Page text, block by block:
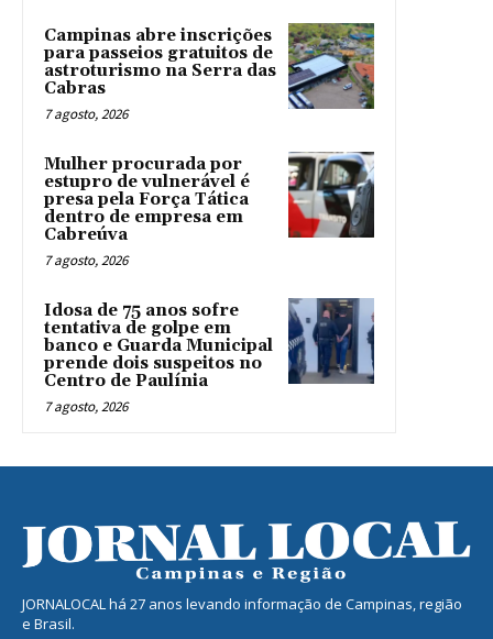
Campinas abre inscrições
para passeios gratuitos de
astroturismo na Serra das
Cabras
7 agosto, 2026
Mulher procurada por
estupro de vulnerável é
presa pela Força Tática
dentro de empresa em
Cabreúva
7 agosto, 2026
Idosa de 75 anos sofre
tentativa de golpe em
banco e Guarda Municipal
prende dois suspeitos no
Centro de Paulínia
7 agosto, 2026
JORNALOCAL há 27 anos levando informação de Campinas, região
e Brasil.